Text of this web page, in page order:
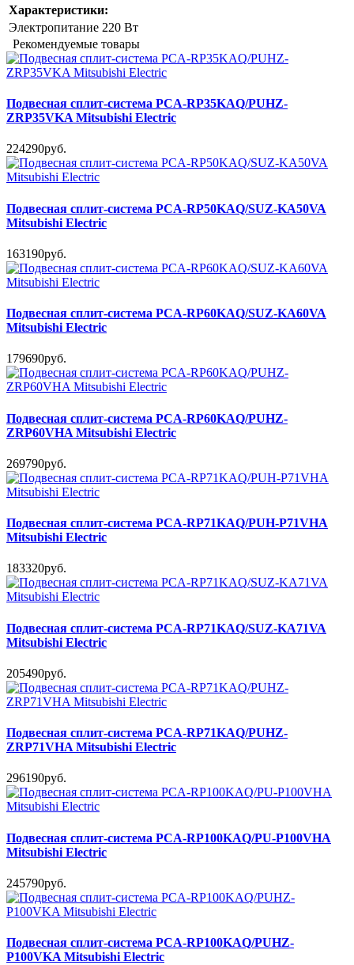
Характеристики:
Электропитание 220 Вт
Рекомендуемые товары
Подвесная сплит-система PCA-RP35KAQ/PUHZ-
ZRP35VKA Mitsubishi Electric
224290руб.
Подвесная сплит-система PCA-RP50KAQ/SUZ-KA50VA
Mitsubishi Electric
163190руб.
Подвесная сплит-система PCA-RP60KAQ/SUZ-KA60VA
Mitsubishi Electric
179690руб.
Подвесная сплит-система PCA-RP60KAQ/PUHZ-
ZRP60VHA Mitsubishi Electric
269790руб.
Подвесная сплит-система PCA-RP71KAQ/PUH-P71VHA
Mitsubishi Electric
183320руб.
Подвесная сплит-система PCA-RP71KAQ/SUZ-KA71VA
Mitsubishi Electric
205490руб.
Подвесная сплит-система PCA-RP71KAQ/PUHZ-
ZRP71VHA Mitsubishi Electric
296190руб.
Подвесная сплит-система PCA-RP100KAQ/PU-P100VHA
Mitsubishi Electric
245790руб.
Подвесная сплит-система PCA-RP100KAQ/PUHZ-
P100VKA Mitsubishi Electric